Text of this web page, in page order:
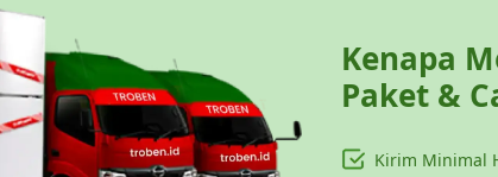
Kenapa
Paket &
Kirim Minimal